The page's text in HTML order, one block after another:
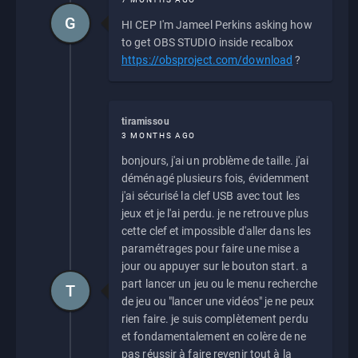
HI CEP I'm Jameel Perkins asking how
to get OBS STUDIO inside recalbox
https://obsproject.com/download ?
G
tiramissou
3 MONTHS AGO
bonjours, j'ai un problème de taille. j'ai
déménagé plusieurs fois, évidemment
j'ai sécurisé la clef USB avec tout les
jeux et je l'ai perdu. je ne retrouve plus
cette clef et impossible d'aller dans les
paramétrages pour faire une mise a
jour ou appuyer sur le bouton start. a
part lancer un jeu ou le menu recherche
de jeu ou "lancer une vidéos" je ne peux
rien faire. je suis complètement perdu
et fondamentalement en colère de ne
pas réussir à faire revenir tout à la
T